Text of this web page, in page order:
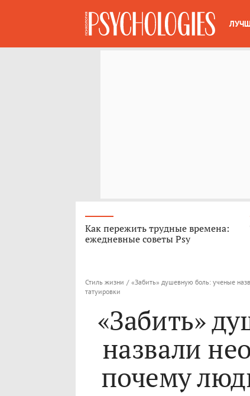
Как пережить трудные времена:
ежедневные советы Psy
Стиль жизни / «Забить» душевную боль: ученые
татуировки
«Забить»
назвали
почему